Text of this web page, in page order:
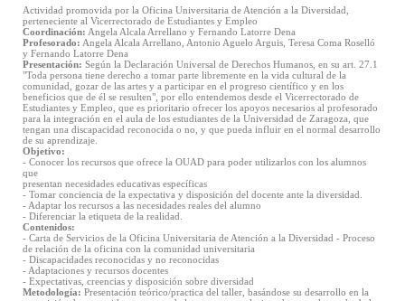
Actividad promovida por la Oficina Universitaria de Atención a la Diversidad,
perteneciente al Vicerrectorado de Estudiantes y Empleo
Coordinación: Angela Alcala Arrellano y Fernando Latorre Dena
Profesorado: Angela Alcala Arrellano, Antonio Aguelo Arguis, Teresa Coma Roselló
y Fernando Latorre Dena
Presentación: Según la Declaración Universal de Derechos Humanos, en su art. 27.1
"Toda persona tiene derecho a tomar parte libremente en la vida cultural de la
comunidad, gozar de las artes y a participar en el progreso científico y en los
beneficios que de él se resulten", por ello entendemos desde el Vicerrectorado de
Estudiantes y Empleo, que es prioritario ofrecer los apoyos necesarios al profesorado
para la integración en el aula de los estudiantes de la Universidad de Zaragoza, que
tengan una discapacidad reconocida o no, y que pueda influir en el normal desarrollo
de su aprendizaje.
Objetivo:
- Conocer los recursos que ofrece la OUAD para poder utilizarlos con los alumnos
que
presentan necesidades educativas específicas
- Tomar conciencia de la expectativa y disposición del docente ante la diversidad.
- Adaptar los recursos a las necesidades reales del alumno
- Diferenciar la etiqueta de la realidad.
Contenidos:
- Carta de Servicios de la Oficina Universitaria de Atención a la Diversidad - Proceso
de relación de la oficina con la comunidad universitaria
- Discapacidades reconocidas y no reconocidas
- Adaptaciones y recursos docentes
- Expectativas, creencias y disposición sobre diversidad
Metodología: Presentación teórico/practica del taller, basándose su desarrollo en la